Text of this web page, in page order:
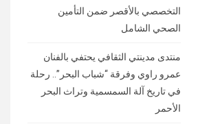
التخصصي بالأقصر ضمن التأمين
الصحي الشامل
منتدى مدينتي الثقافي يحتفي بالفنان
عمرو راوي وفرقة “شباب البحر”.. رحلة
في تاريخ آلة السمسمية وتراث البحر
الأحمر